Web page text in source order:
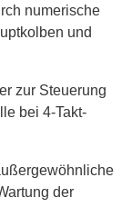
numerische
und
zur Steuerung
bei 4-Takt-
der